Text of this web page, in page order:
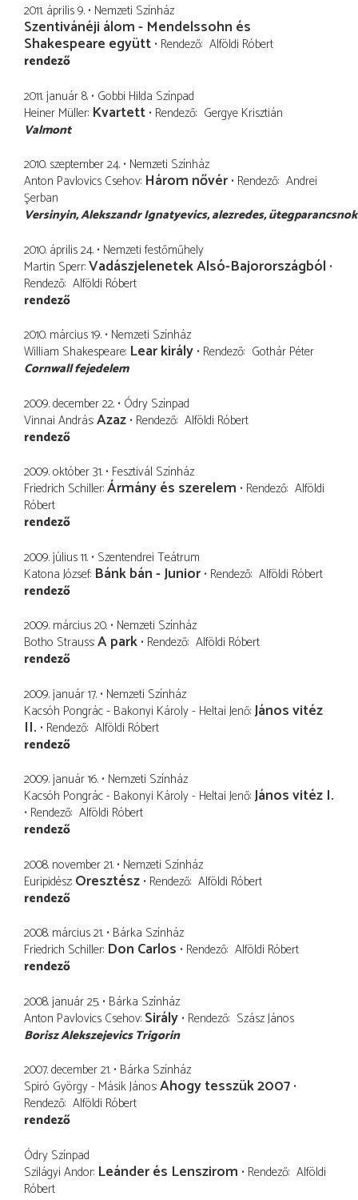
2011. április 9. Nemzeti Színház
Szentivánéji álom - Mendelssohn és
Shakespeare együtt Rendező Alföldi Róbert
rendező
2011. január 8. Gobbi Hilda Színpad
Heiner Müller Kvartett Rendező Gergye Krisztián
Valmont
2010. szeptember 24. Nemzeti Színház
Anton Pavlovics Csehov Három nővér Rendező Andrei
Şerban
Versinyin, Alekszandr Ignatyevics alezredes, ütegparancsnok
2010. április 24. Nemzeti festőműhely
Martin Sperr Vadászjelenetek Alsó-Bajorországból
Rendező Alföldi Róbert
rendező
2010. március 19. Nemzeti Színház
William Shakespeare Lear király Rendező Gothár Péter
Cornwall fejedelem
2009. december 22. Ódry Színpad
Vinnai András Azaz Rendező Alföldi Róbert
rendező
2009. október 31. Fesztivál Színház
Friedrich Schiller Ármány és szerelem Rendező Alföldi
Róbert
rendező
2009. július 11. Szentendrei Teátrum
Katona József Bánk bán - Junior Rendező Alföldi Róbert
rendező
2009. március 20. Nemzeti Színház
Botho Strauss A park Rendező Alföldi Róbert
rendező
2009. január 17. Nemzeti Színház
Kacsóh Pongrác - Bakonyi Károly - Heltai Jenő János vitéz
II. Rendező Alföldi Róbert
rendező
2009. január 16. Nemzeti Színház
Kacsóh Pongrác - Bakonyi Károly - Heltai Jenő János vitéz I.
Rendező Alföldi Róbert
rendező
2008. november 21. Nemzeti Színház
Euripidész Oresztész Rendező Alföldi Róbert
rendező
2008. március 21. Bárka Színház
Friedrich Schiller Don Carlos Rendező Alföldi Róbert
rendező
2008. január 25. Bárka Színház
Anton Pavlovics Csehov Sirály Rendező Szász János
Borisz Alekszejevics Trigorin
2007. december 21. Bárka Színház
Spiró György - Másik János Ahogy tesszük 2007
Rendező Alföldi Róbert
rendező
Ódry Színpad
Szilágyi Andor Leánder és Lenszirom Rendező Alföldi
Róbert